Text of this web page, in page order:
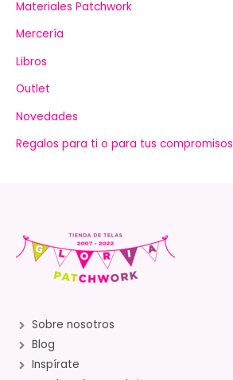
Materiales Patchwork
Mercería
Libros
Outlet
Novedades
Regalos para ti o para tus compromisos
Sobre nosotros
Blog
Inspírate